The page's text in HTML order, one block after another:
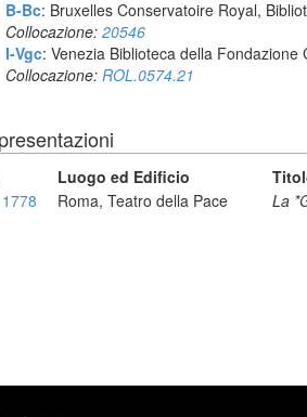
B-Bc: Bruxelles Conservatoire Royal,
Collocazione: 20546
I-Vgc: Venezia Biblioteca della Fondazione
Collocazione: ROL.0574.21
Luogo ed Edificio
Roma, Teatro della Pace La